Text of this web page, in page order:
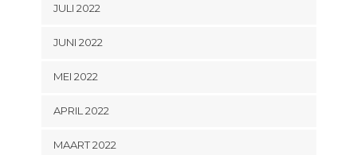
JULI 2022
JUNI 2022
MEI 2022
APRIL 2022
MAART 2022